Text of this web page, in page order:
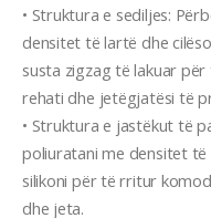
• Struktura e sediljes:
densitet të lartë dhe
susta zigzag të lakuar
rehati dhe jetëgjatësi të
• Struktura e jastëkut të
poliuratani me densitet
silikoni për të rritur
dhe jeta.